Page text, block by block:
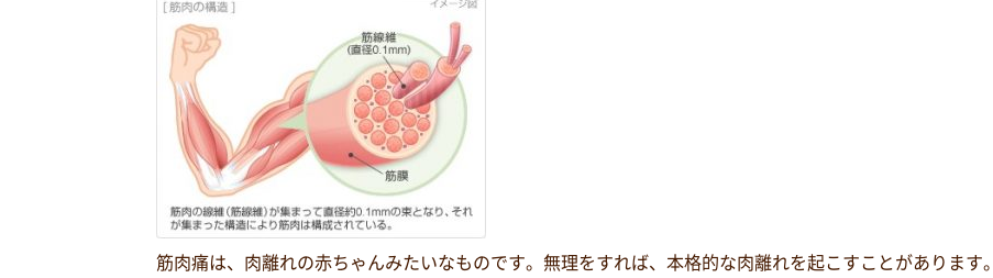
筋肉痛は、肉離れの赤ちゃんみたいなものです。無理をすれば、本格的な肉離れを起こすことがあります。